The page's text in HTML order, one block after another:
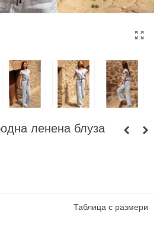
ленена блуза
Таблица с размери